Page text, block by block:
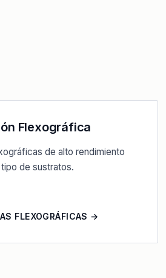
Flexográfica
de alto rendimiento
de sustratos.
FLEXOGRÁFICAS →